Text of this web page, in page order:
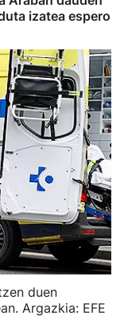
izatea espero
duen
Argazkia: EFE